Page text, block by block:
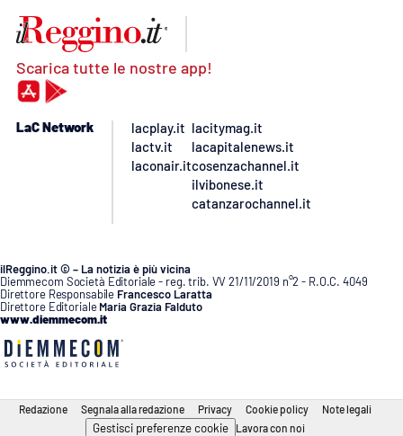
Scarica tutte le nostre app!
LaC Network
lacplay.it
lactv.it
laconair.it
lacitymag.it
lacapitalenews.it
cosenzachannel.it
ilvibonese.it
catanzarochannel.it
ilReggino.it © – La notizia è più vicina
Diemmecom Società Editoriale - reg. trib. VV 21/11/2019 n°2 - R.O.C. 4049
Direttore Responsabile Francesco Laratta
Direttore Editoriale Maria Grazia Falduto
www.diemmecom.it
Redazione Segnala alla redazione Privacy Cookie policy Note legali
Gestisci preferenze cookie Lavora con noi